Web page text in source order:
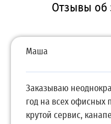
Отзывы об
Маша
Заказываю
год на всех офисных
крутой сервис,